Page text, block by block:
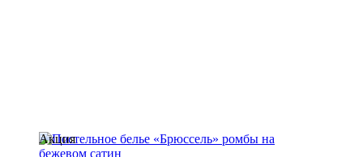
Акция